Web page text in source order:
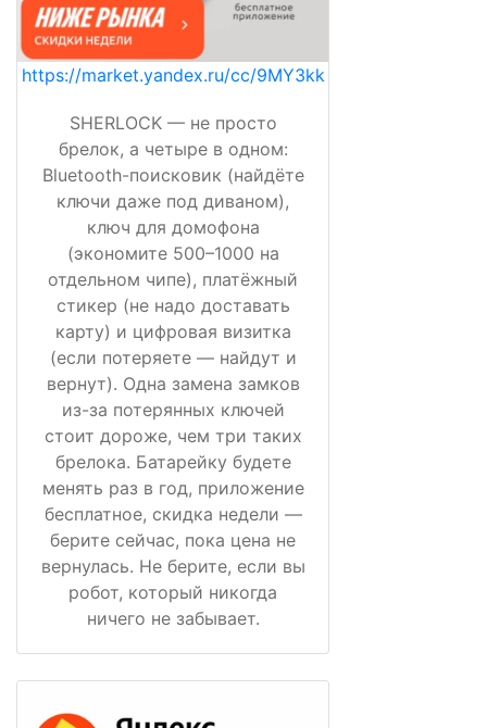
https://market.yandex.ru/cc/9MY3kk
SHERLOCK — не просто
брелок, а четыре в одном:
Bluetooth-поисковик (найдёте
ключи даже под диваном),
ключ для домофона
(экономите 500–1000 на
отдельном чипе), платёжный
стикер (не надо доставать
карту) и цифровая визитка
(если потеряете — найдут и
вернут). Одна замена замков
из-за потерянных ключей
стоит дороже, чем три таких
брелока. Батарейку будете
менять раз в год, приложение
бесплатное, скидка недели —
берите сейчас, пока цена не
вернулась. Не берите, если вы
робот, который никогда
ничего не забывает.